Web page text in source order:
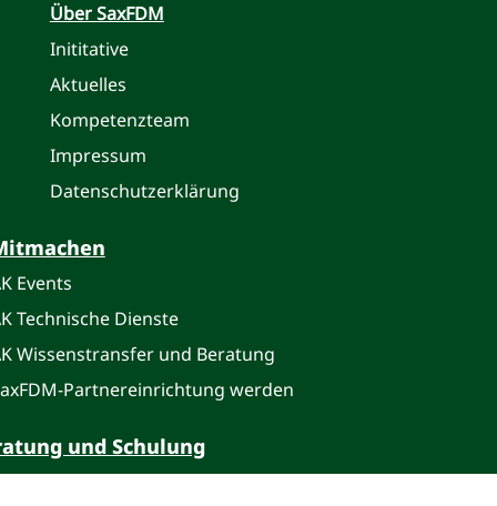
Über SaxFDM
Inititative
Aktuelles
Kompetenzteam
Impressum
Datenschutzerklärung
Events
Technische Dienste
Wissenstransfer und Beratung
Partnereinrichtung werden
und Schulung
Beratung